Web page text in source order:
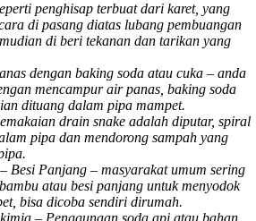
penghisap terbuat dari karet, yang
di pasang diatas lubang pembuangan
di beri tekanan dan tarikan yang
dengan baking soda atau cuka – anda
mencampur air panas, baking soda
dituang dalam pipa mampet.
drain snake adalah diputar, spiral
pipa dan mendorong sampah yang
Besi Panjang – masyarakat umum sering
atau besi panjang untuk menyodok
bisa dicoba sendiri dirumah.